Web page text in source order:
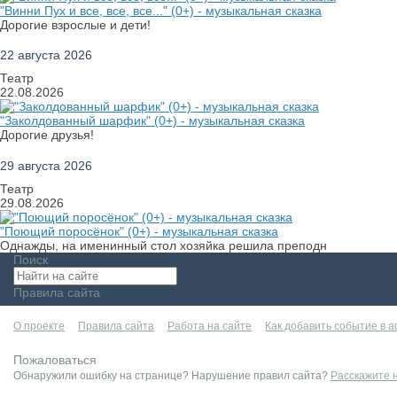
"Винни Пух и все, все, все..." (0+) - музыкальная сказка
Дорогие взрослые и дети!
22 августа 2026
Театр
22.08.2026
"Заколдованный шарфик" (0+) - музыкальная сказка
Дорогие друзья!
29 августа 2026
Театр
29.08.2026
"Поющий поросёнок" (0+) - музыкальная сказка
Однажды, на именинный стол хозяйка решила преподн
Поиск
Правила сайта
О проекте Правила сайта Работа на сайте Как добавить событие в
Пожаловаться
Обнаружили ошибку на странице? Нарушение правил сайта? Расскажите